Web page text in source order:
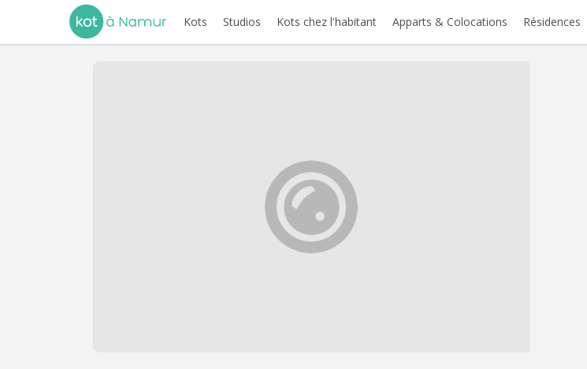
Kots Studios Kots chez l'habitant Apparts & Colocations Résidences